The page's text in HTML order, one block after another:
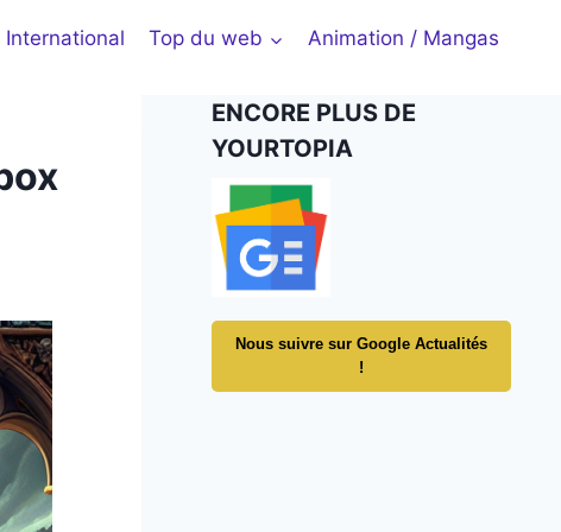
International Top du web Animation / Mangas
ENCORE PLUS DE
YOURTOPIA
Nous suivre sur Google Actualités
!